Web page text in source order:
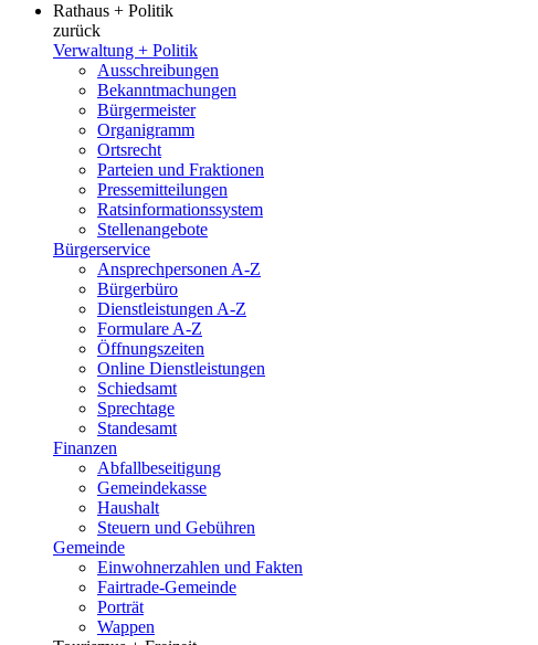
Rathaus + Politik
zurück
Verwaltung + Politik
Ausschreibungen
Bekanntmachungen
Bürgermeister
Organigramm
Ortsrecht
Parteien und Fraktionen
Pressemitteilungen
Ratsinformationssystem
Stellenangebote
Bürgerservice
Ansprechpersonen A-Z
Bürgerbüro
Dienstleistungen A-Z
Formulare A-Z
Öffnungszeiten
Online Dienstleistungen
Schiedsamt
Sprechtage
Standesamt
Finanzen
Abfallbeseitigung
Gemeindekasse
Haushalt
Steuern und Gebühren
Gemeinde
Einwohnerzahlen und Fakten
Fairtrade-Gemeinde
Porträt
Wappen